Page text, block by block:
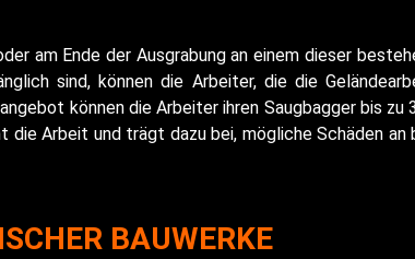
am Ende der Ausgrabung an einem dieser
sind, können die Arbeiter, die die
können die Arbeiter ihren Saugbagger bis zu
Arbeit und trägt dazu bei, mögliche Schäden an
BAUWERKE